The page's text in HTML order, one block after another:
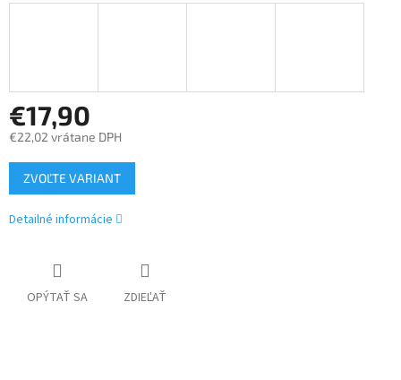
€17,90
€22,02 vrátane DPH
Jednotková
cena:
ZVOĽTE VARIANT
Detailné informácie
OPÝTAŤ SA ZDIEĽAŤ